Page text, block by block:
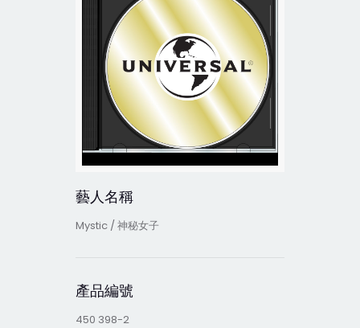
藝人名稱
Mystic / 神秘女子
產品編號
450 398-2